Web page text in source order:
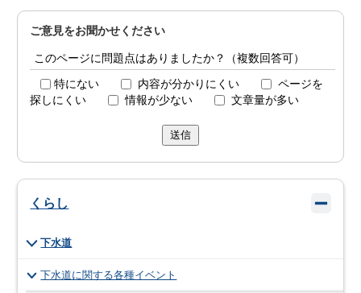
ご意見をお聞かせください
このページに問題点はありましたか？（複数回答可）
特にない 内容が分かりにくい
ページを
探しにくい
情報が少ない 文章量が多い
送信
くらし
下水道
下水道に関する各種イベント